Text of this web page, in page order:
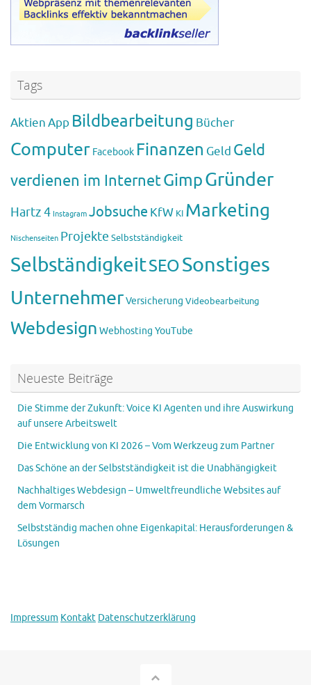
Tags
AktienApp Bildbearbeitung Bücher
Computer Facebook Finanzen Geld Geld
verdienen im InternetGimpGründer
Hartz 4 Instagram Jobsuche KfW KI Marketing
Nischenseiten Projekte Selbstständigkeit
SelbständigkeitSEOSonstiges
UnternehmerVersicherung Videobearbeitung
Webdesign Webhosting YouTube
Neueste Beiträge
Die Stimme der Zukunft: Voice KI Agenten und ihre Auswirkung
auf unsere Arbeitswelt
Die Entwicklung von KI 2026 – Vom Werkzeug zum Partner
Das Schöne an der Selbstständigkeit ist die Unabhängigkeit
Nachhaltiges Webdesign – Umweltfreundliche Websites auf
dem Vormarsch
Selbstständig machen ohne Eigenkapital: Herausforderungen &
Lösungen
Impressum Kontakt Datenschutzerklärung